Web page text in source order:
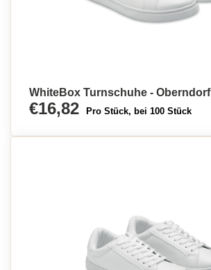
WhiteBox Turnschuhe - Oberndorf
€16,82 Pro Stück, bei 100 Stück